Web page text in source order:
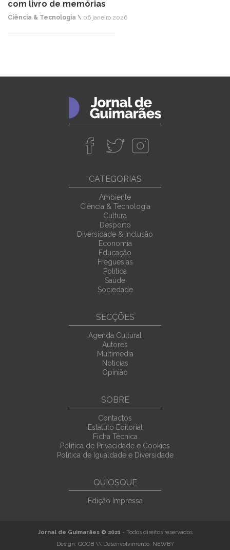
com livro de memórias
Ciência & Tecnologia \ 06 janeiro 2026
CATEGORIAS
Ambiente
Ciência & Tecnologia
Cultura
Desporto
Diversidade & Inclusão
Economia
Educação
Freguesias
Política
Saúde
Sociedade
SECÇÕES
Agenda Cultural
Autores
Multimedia
Noticias
Opinião
SOBRE
Contactos
Estatuto Editorial
Ficha Técnica
Política de Privacidade e Cookies
Política de Igualdade e Diversidade
QUIOSQUE
Edição Impressa
Jornal de Guimarães © 2021 - Todos direitos reservados
Design: QOOB\\ Desenvolvimento: NEWBY